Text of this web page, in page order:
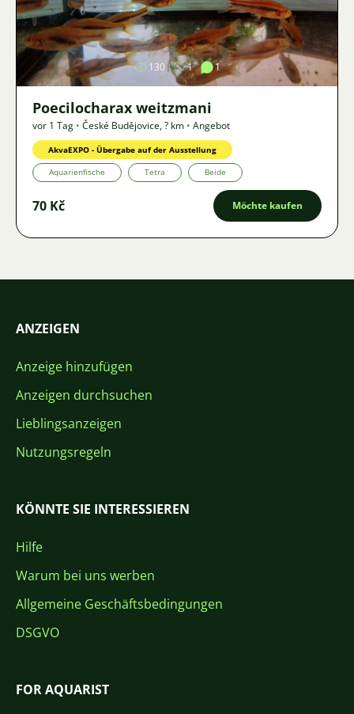
Bild
130 1 1
Poecilocharax weitzmani
vor 1 Tag • České Budějovice,? km • Angebot
AkvaEXPO - Übergabe auf der Ausstellung
Aquarienfische Tetra Beide
70 Kč Möchte kaufen
ANZEIGEN
Anzeige hinzufügen
Anzeigen durchsuchen
Lieblingsanzeigen
Nutzungsregeln
KÖNNTE SIE INTERESSIEREN
Hilfe
Warum bei uns werben
Allgemeine Geschäftsbedingungen
DSGVO
FOR AQUARIST